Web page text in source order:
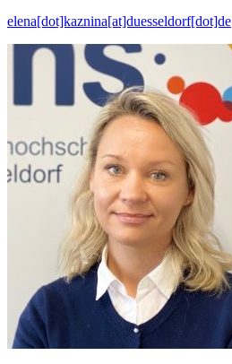
elena[dot]kaznina[at]duesseldorf[dot]de